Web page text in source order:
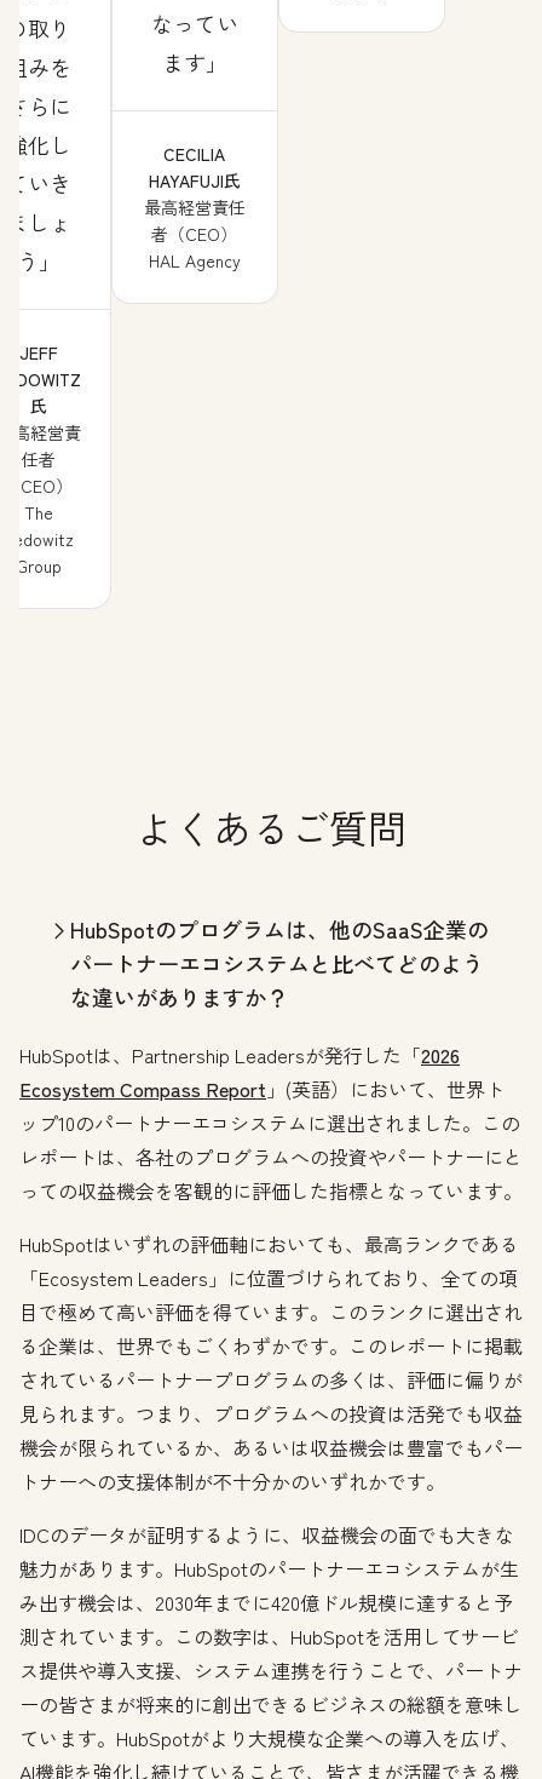
の取り
組みを
さらに
強化し
ていき
ましょ
う
JEFF
氏
高経営責
任者
（CEO）
The
Pedowitz
Group
なってい
ます
CECILIA
HAYAFUJI氏
最高経営責任
者（CEO）
HAL Agency
よくあるご質問
HubSpotのプログラムは、他のSaaS企業の
パートナーエコシステムと比べてどのよう
な違いがありますか？
HubSpotは、Partnership Leadersが発行した「2026
Ecosystem Compass Report 」(英語）において、世界ト
ップ10のパートナーエコシステムに選出されました。この
レポートは、各社のプログラムへの投資やパートナーにと
っての収益機会を客観的に評価した指標となっています。
HubSpotはいずれの評価軸においても、最高ランクである
「Ecosystem Leaders」に位置づけられており、全ての項
目で極めて高い評価を得ています。このランクに選出され
る企業は、世界でもごくわずかです。このレポートに掲載
されているパートナープログラムの多くは、評価に偏りが
見られます。つまり、プログラムへの投資は活発でも収益
機会が限られているか、あるいは収益機会は豊富でもパー
トナーへの支援体制が不十分かのいずれかです。
IDCのデータが証明するように、収益機会の面でも大きな
魅力があります。HubSpotのパートナーエコシステムが生
み出す機会は、2030年までに420億ドル規模に達すると予
測されています。この数字は、HubSpotを活用してサービ
ス提供や導入支援、システム連携を行うことで、パートナ
ーの皆さまが将来的に創出できるビジネスの総額を意味し
ています。HubSpotがより大規模な企業への導入を広げ、
AI機能を強化し続けていることで、皆さまが活躍できる機